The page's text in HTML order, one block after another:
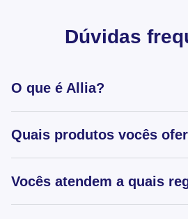
Dúvidas
O que é Allia?
Quais produtos vocês
Vocês atendem a quais